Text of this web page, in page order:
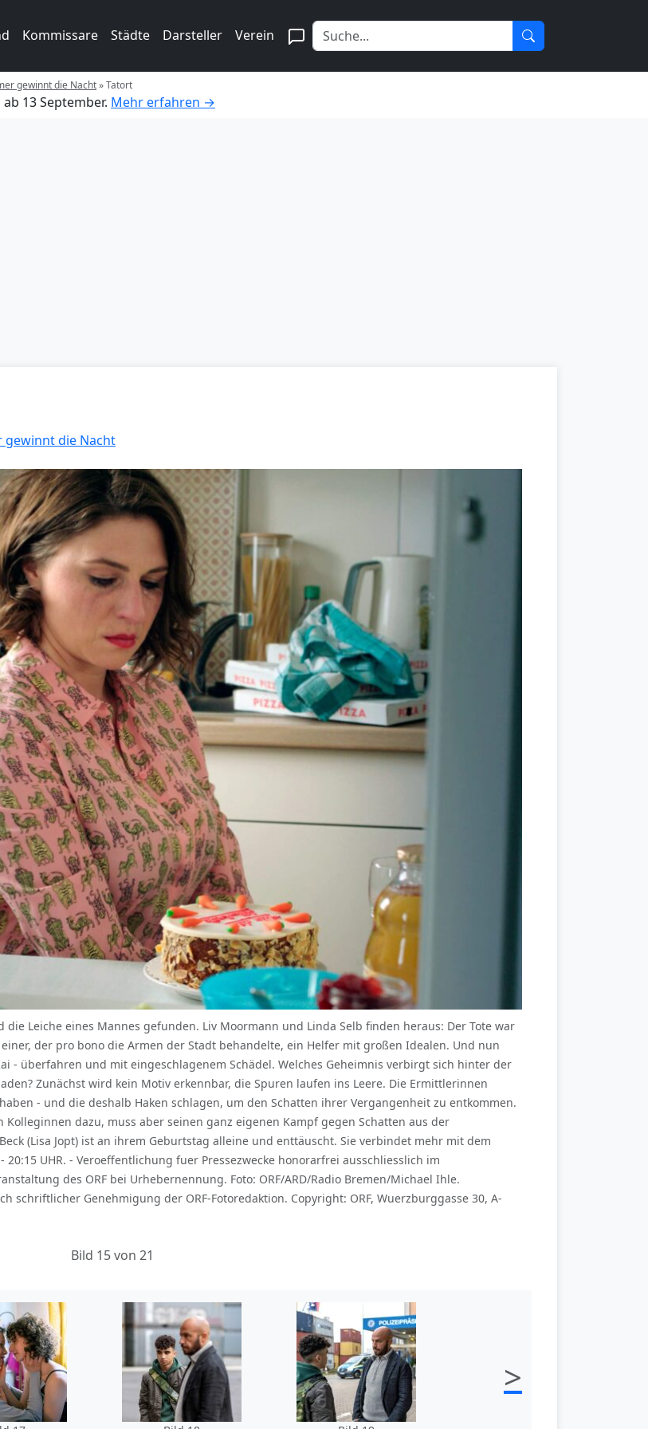
Kommissare Städte Darsteller Verein
gewinnt die Nacht»Tatort
13 September. Mehr erfahren →
gewinnt die Nacht
Leiche eines Mannes gefunden. Liv Moormann und Linda Selb finden heraus: Der Tote war
der pro bono die Armen der Stadt behandelte, ein Helfer mit großen Idealen. Und nun
- überfahren und mit eingeschlagenem Schädel. Welches Geheimnis verbirgt sich hinter der
Zunächst wird kein Motiv erkennbar, die Spuren laufen ins Leere. Die Ermittlerinnen
- und die deshalb Haken schlagen, um den Schatten ihrer Vergangenheit zu entkommen.
dazu, muss aber seinen ganz eigenen Kampf gegen Schatten aus der
(Lisa Jopt) ist an ihrem Geburtstag alleine und enttäuscht. Sie verbindet mehr mit dem
20:15 UHR. - Veroeffentlichung fuer Pressezwecke honorarfrei ausschliesslich im
des ORF bei Urhebernennung. Foto: ORF/ARD/Radio Bremen/Michael Ihle.
Genehmigung der ORF-Fotoredaktion. Copyright: ORF, Wuerzburggasse 30, A-
Bild 15 von 21
>